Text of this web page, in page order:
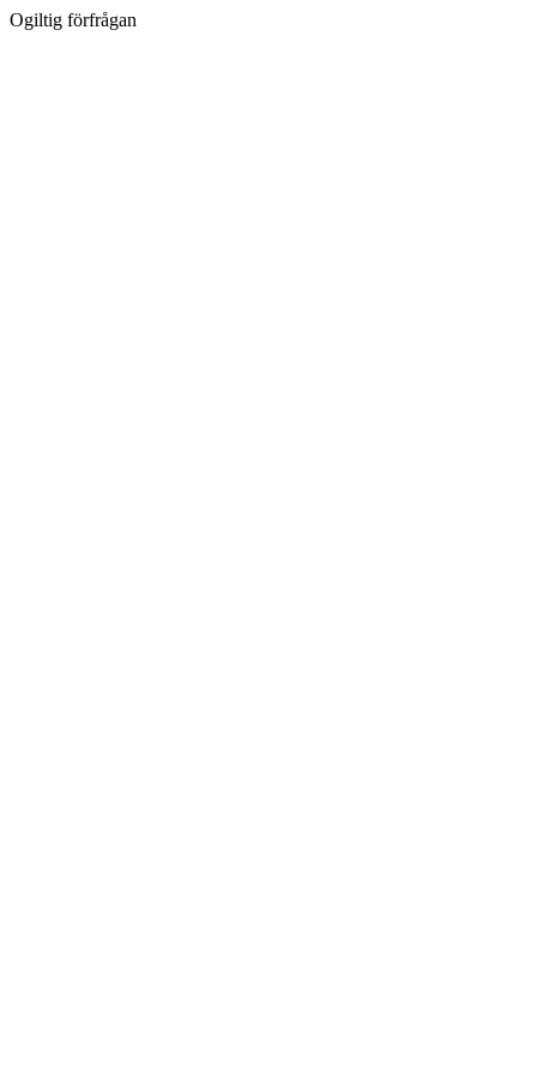
Ogiltig förfrågan